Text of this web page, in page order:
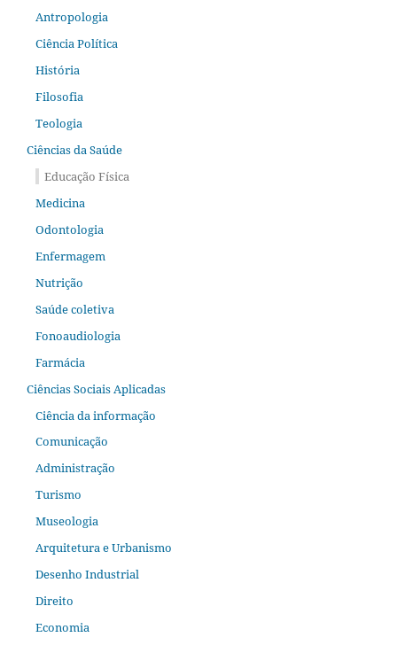
Antropologia
Ciência Política
História
Filosofia
Teologia
Ciências da Saúde
Educação Física
Medicina
Odontologia
Enfermagem
Nutrição
Saúde coletiva
Fonoaudiologia
Farmácia
Ciências Sociais Aplicadas
Ciência da informação
Comunicação
Administração
Turismo
Museologia
Arquitetura e Urbanismo
Desenho Industrial
Direito
Economia